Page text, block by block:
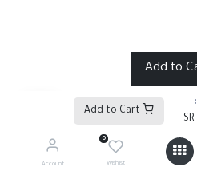
0
Wishlist
Account